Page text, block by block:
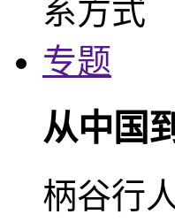
专题
从中国
柄谷行